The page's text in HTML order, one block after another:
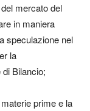
mercato del
in maniera
speculazione nel
la
Bilancio;
prime e la